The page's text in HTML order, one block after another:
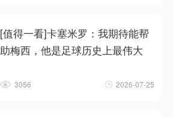
[值得一看]卡塞米罗：我期待能帮
助梅西，他是足球历史上最伟大
3056 2026-07-25